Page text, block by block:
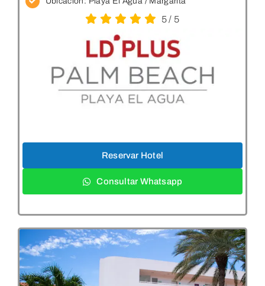
5/ 5
Reservar Hotel
Consultar Whatsapp